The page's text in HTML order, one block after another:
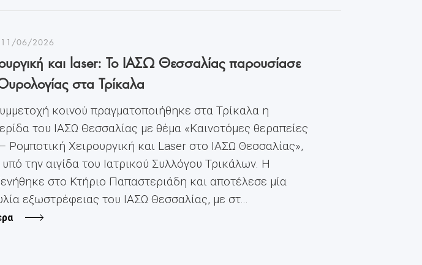
11/06/2026
και laser: Το ΙΑΣΩ Θεσσαλίας παρουσίασε
στα Τρίκαλα
κοινού πραγματοποιήθηκε στα Τρίκαλα η
του ΙΑΣΩ Θεσσαλίας με θέμα «Καινοτόμες θεραπείες
Ρομποτική Χειρουργική και Laser στο ΙΑΣΩ Θεσσαλίας»,
την αιγίδα του Ιατρικού Συλλόγου Τρικάλων. Η
στο Κτήριο Παπαστεριάδη και αποτέλεσε μία
εξωστρέφειας του ΙΑΣΩ Θεσσαλίας, με στ...